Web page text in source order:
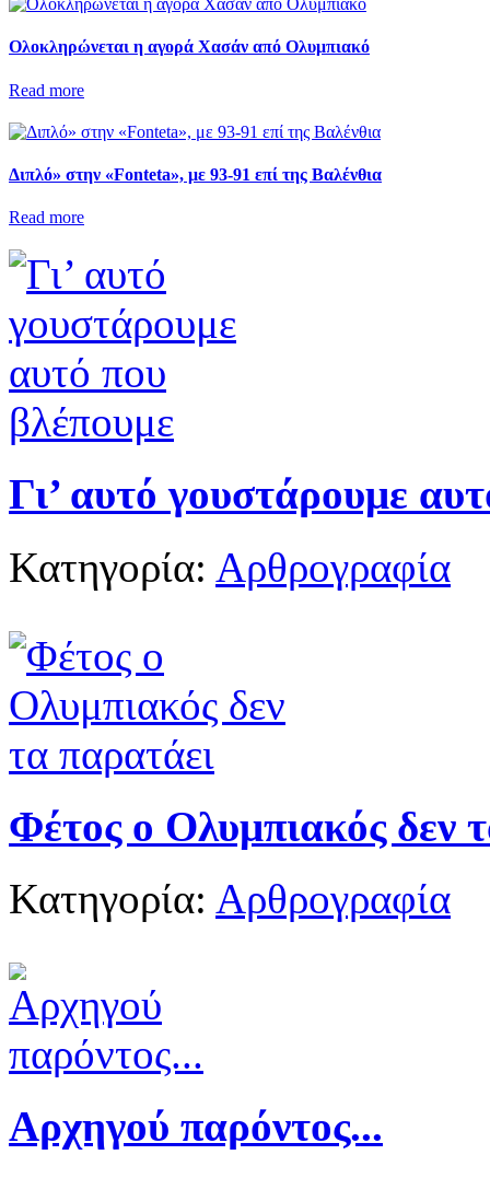
Ολοκληρώνεται η αγορά Χασάν από Ολυμπιακό
Read more
Διπλό» στην «Fonteta», με 93-91 επί της Βαλένθια
Read more
Γι’ αυτό γουστάρουμε
Κατηγορία: Αρθρογραφία
Φέτος ο Ολυμπιακός δεν
Κατηγορία: Αρθρογραφία
Αρχηγού παρόντος...